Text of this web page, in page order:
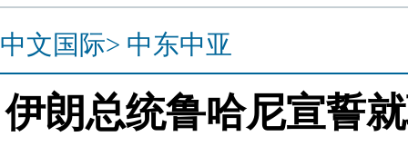
中文国际> 中东中亚
伊朗总统鲁哈尼宣誓